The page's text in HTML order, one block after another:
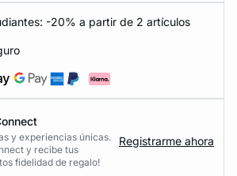
-20% a partir de 2 artículos
y experiencias únicas.
y recibe tus
fidelidad de regalo!
Registrarme ahora